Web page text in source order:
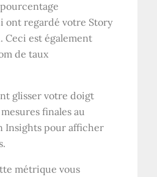
ont regardé votre Story
Ceci est également
de taux
glisser votre doigt
finales au
Insights pour afficher
métrique vous